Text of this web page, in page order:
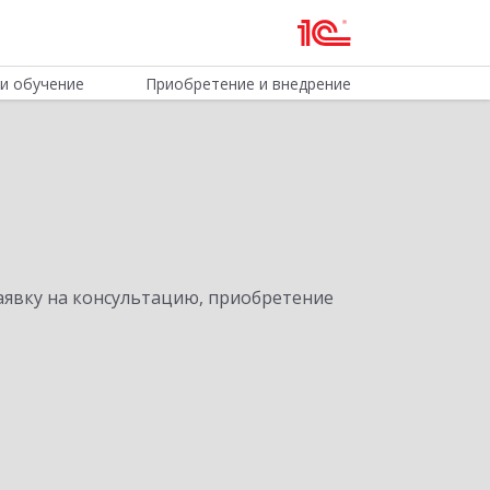
обучение Приобретение и внедрение
на консультацию, приобретение